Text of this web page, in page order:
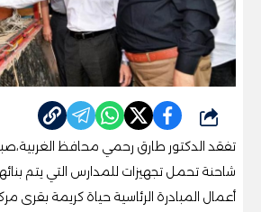
شارك
شاحنة تحمل تجهيزات للمدارس التي يتم
أعمال المبادرة الرئاسية حياة كريمة بقرى